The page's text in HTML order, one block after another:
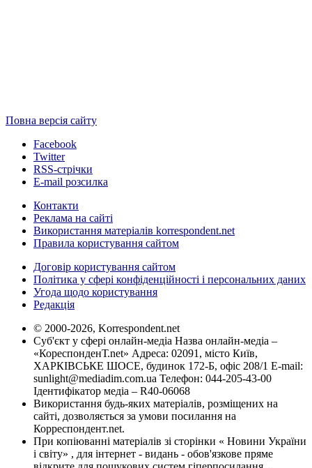
Повна версія сайту
Facebook
Twitter
RSS-стрічки
E-mail розсилка
Контакти
Реклама на сайті
Використання матеріалів korrespondent.net
Правила користування сайтом
Договір користування сайтом
Політика у сфері конфіденційності і персональних даних
Угода щодо користування
Редакція
© 2000-2026, Korrespondent.net
Суб'єкт у сфері онлайн-медіа Назва онлайн-медіа –
«КореспонденТ.net» Адреса: 02091, місто Київ,
ХАРКІВСЬКЕ ШОСЕ, будинок 172-Б, офіс 208/1 E-mail:
sunlight@mediadim.com.ua Телефон: 044-205-43-00
Ідентифікатор медіа – R40-06068
Використання будь-яких матеріалів, розміщених на
сайті, дозволяється за умови посилання на
Корреспондент.net.
При копіюванні матеріалів зі сторінки « Новини України
і світу» , для інтернет - видань - обов'язкове пряме